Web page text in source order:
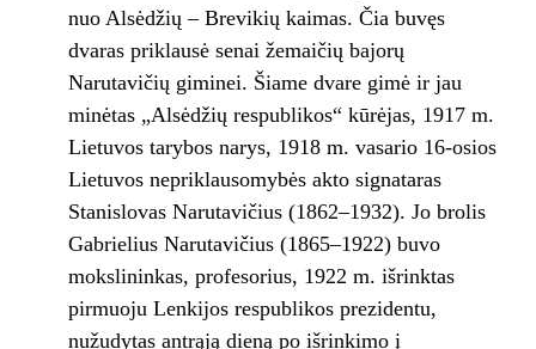
nuo Alsėdžių – Brevikių kaimas. Čia buvęs
dvaras priklausė senai žemaičių bajorų
Narutavičių giminei. Šiame dvare gimė ir jau
minėtas „Alsėdžių respublikos“ kūrėjas, 1917 m.
Lietuvos tarybos narys, 1918 m. vasario 16-osios
Lietuvos nepriklausomybės akto signataras
Stanislovas Narutavičius (1862–1932). Jo brolis
Gabrielius Narutavičius (1865–1922) buvo
mokslininkas, profesorius, 1922 m. išrinktas
pirmuoju Lenkijos respublikos prezidentu,
nužudytas antrąją dieną po išrinkimo į